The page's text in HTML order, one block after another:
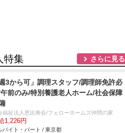
特集 さらに見る
週3から可」調理スタッフ/調理師免許必
前のみ/特別養護老人ホーム/社会保障
福祉法人恵比寿会/フェローホームズ仲間の家
1,226円
バイト・パート / 東京都